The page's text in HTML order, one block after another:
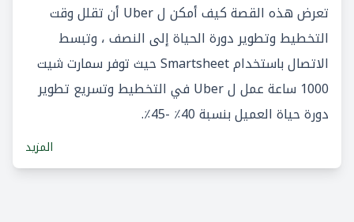
تعرض هذه القصة كيف أمكن ل Uber أن تقلل وقت
التخطيط وتطوير دورة الحياة إلى النصف ، وتبسط
الاتصال باستخدام Smartsheet حيث توفر سمارت شيت
1000 ساعة عمل ل Uber في التخطيط وتسريع تطوير
دورة حياة العميل بنسبة 40٪ -45٪.
المزيد